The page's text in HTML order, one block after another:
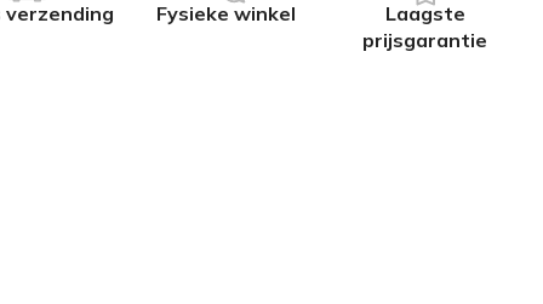
verzending Fysieke winkel
Laagste
prijsgarantie